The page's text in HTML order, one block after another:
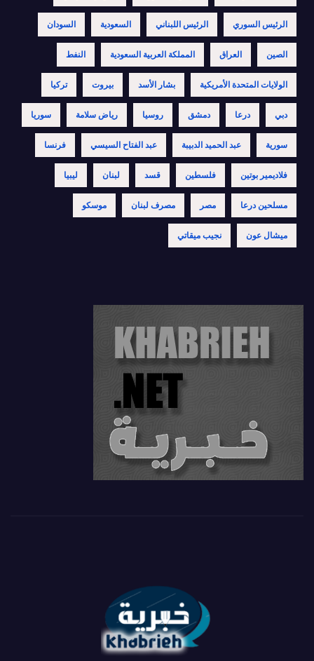
الرئيس السوري الرئيس اللبناني السعودية السودان
الصين العراق المملكة العربية السعودية النفط
الولايات المتحدة الأمريكية بشار الأسد بيروت تركيا
دبي درعا دمشق روسيا رياض سلامة سوريا
سورية عبد الحميد الدبيبة عبد الفتاح السيسي فرنسا
فلاديمير بوتين فلسطين قسد لبنان ليبيا
مسلحين درعا مصر مصرف لبنان موسكو
ميشال عون نجيب ميقاتي